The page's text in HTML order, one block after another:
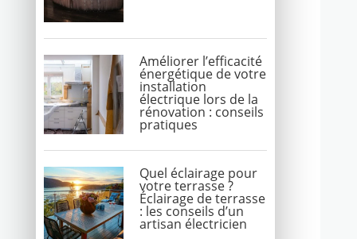
Améliorer l’efficacité
énergétique de votre
installation
électrique lors de la
rénovation : conseils
pratiques
Quel éclairage pour
votre terrasse ?
Éclairage de terrasse
: les conseils d’un
artisan électricien